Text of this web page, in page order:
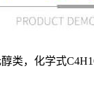
醇类，化学式